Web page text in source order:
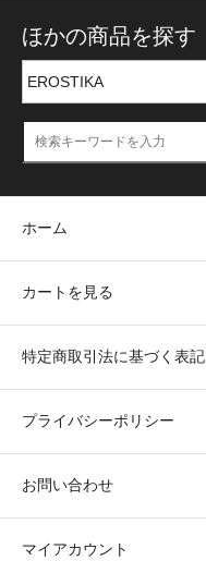
ほかの商品を探す
ホーム
カートを見る
特定商取引法に基づく表記
プライバシーポリシー
お問い合わせ
マイアカウント